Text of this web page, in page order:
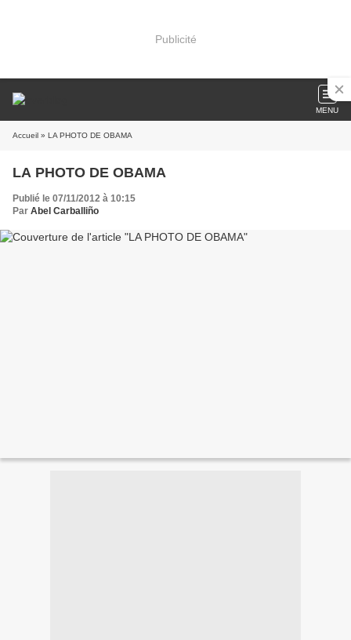
Publicité
MENU
Accueil » LA PHOTO DE OBAMA
LA PHOTO DE OBAMA
Publié le 07/11/2012 à 10:15
Par Abel Carballiño